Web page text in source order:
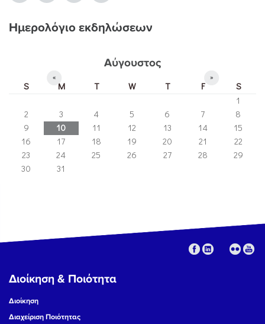
Ημερολόγιο εκδηλώσεων
Αύγουστος
« »
S M T W T F
S
1
2
3 4 5 6 7
8
9
10 11 12 13 14
15
16
17 18 19 20 21
22
23
24 25 26 27 28
29
30
31
Διοίκηση & Ποιότητα
Διοίκηση
Διαχείριση Ποιότητας